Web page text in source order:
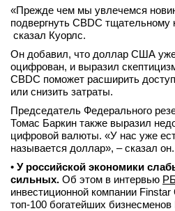
«Прежде чем мы увлечемся
подвергнуть CBDC тщательному
сказал Куорлс.
Он добавил, что доллар США уже
оцифрован, и выразил
CBDC поможет расширить
или снизить затраты.
Председатель Федерального
Томас Баркин также выразил
цифровой валюты. «У нас уже
называется доллар», – сказал он.
• У российской экономики
сильных. Об этом в интервью
инвестиционной компании
топ-100 богатейших бизнесменов